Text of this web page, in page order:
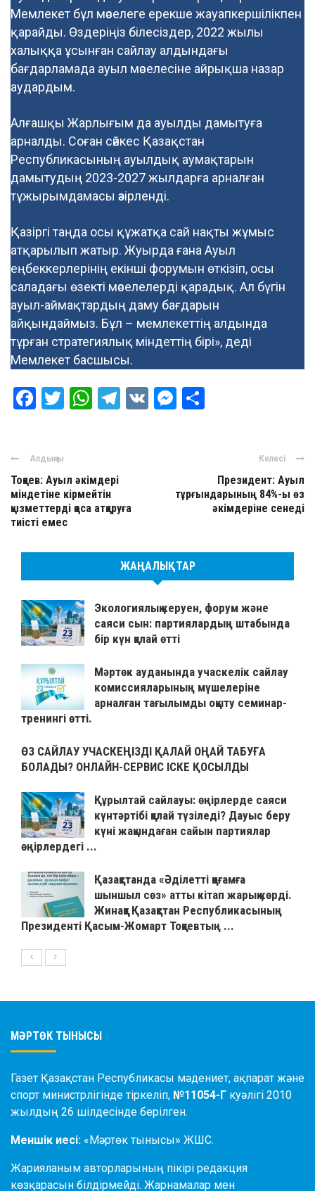
Мемлекет бұл мәселеге ерекше жауапкершілікпен
қарайды. Өздеріңіз білесіздер, 2022 жылы
халыққа ұсынған сайлау алдындағы
бағдарламада ауыл мәселесіне айрықша назар
аудардым.
Алғашқы Жарлығым да ауылды дамытуға
арналды. Соған сәйкес Қазақстан
Республикасының ауылдық аумақтарын
дамытудың 2023-2027 жылдарға арналған
тұжырымдамасы әзірленді.
Қазіргі таңда осы құжатқа сай нақты жұмыс
атқарылып жатыр. Жуырда ғана Ауыл
еңбеккерлерінің екінші форумын өткізіп, осы
саладағы өзекті мәселелерді қарадық. Ал бүгін
ауыл-аймақтардың даму бағдарын
айқындаймыз. Бұл – мемлекеттің алдында
тұрған стратегиялық міндеттің бірі», деді
Мемлекет басшысы.
Facebook
Twitter
WhatsApp
Telegram
VK Messenger
Алдыңғы
Тоқаев: Ауыл әкімдері
міндетіне кірмейтін
қызметтерді қоса атқаруға
тиісті емес
Келесі
Президент: Ауыл
тұрғындарының 84%-ы өз
әкімдеріне сенеді
ЖАҢАЛЫҚТАР
Экологиялық керуен, форум және
саяси сын: партиялардың штабында
бір күн қалай өтті
Мәртөк ауданында учаскелік сайлау
комиссияларының мүшелеріне
арналған тағылымды оқыту семинар-
тренингі өтті.
ӨЗ САЙЛАУ УЧАСКЕҢІЗДІ ҚАЛАЙ ОҢАЙ ТАБУҒА
БОЛАДЫ? ОНЛАЙН-СЕРВИС ІСКЕ ҚОСЫЛДЫ
Құрылтай сайлауы: өңірлерде саяси
күнтәртібі қалай түзіледі? Дауыс беру
күні жақындаған сайын партиялар
өңірлердегі ...
Қазақстанда «Әділетті қоғамға
шыншыл сөз» атты кітап жарық көрді.
Жинаққа Қазақстан Республикасының
Президенті Қасым-Жомарт Тоқаевтың ...
МӘРТӨК ТЫНЫСЫ
Газет Қазақстан Республикасы мәдениет, ақпарат және
спорт министрлігінде тіркеліп, №11054-Г куәлігі 2010
жылдың 26 шілдесінде берілген.
Меншік иесі: «Мәртөк тынысы» ЖШС.
Жарияланым авторларының пікірі редакция
көзқарасын білдірмейді. Жарнамалар мен